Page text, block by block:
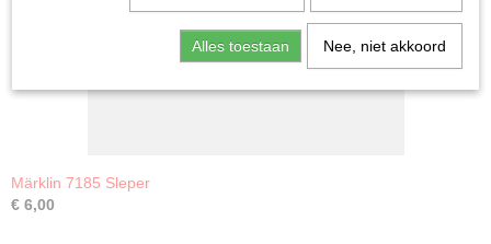
Märklin 7185 Sleper
€ 6,00
Alles toestaan Nee, niet akkoord